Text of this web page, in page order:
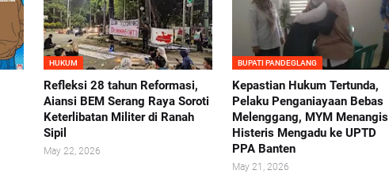
HUKUM
Refleksi 28 tahun Reformasi,
Aiansi BEM Serang Raya Soroti
Keterlibatan Militer di Ranah
Sipil
May 22, 2026
BUPATI PANDEGLANG
Kepastian Hukum Tertunda,
Pelaku Penganiayaan Bebas
Melenggang, MYM Menangis
Histeris Mengadu ke UPTD
PPA Banten
May 21, 2026